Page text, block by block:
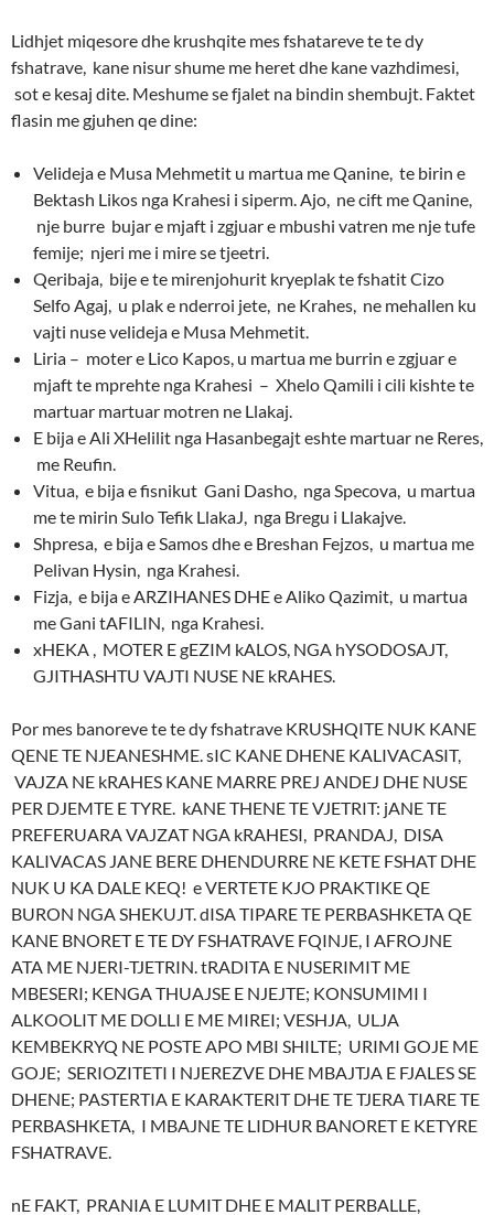
Lidhjet miqesore dhe krushqite mes fshatareve te te dy
fshatrave, kane nisur shume me heret dhe kane vazhdimesi,
sot e kesaj dite. Meshume se fjalet na bindin shembujt. Faktet
flasin me gjuhen qe dine:
Velideja e Musa Mehmetit u martua me Qanine, te birin e
Bektash Likos nga Krahesi i siperm. Ajo, ne cift me Qanine,
nje burre bujar e mjaft i zgjuar e mbushi vatren me nje tufe
femije; njeri me i mire se tjeetri.
Qeribaja, bije e te mirenjohurit kryeplak te fshatit Cizo
Selfo Agaj, u plak e nderroi jete, ne Krahes, ne mehallen ku
vajti nuse velideja e Musa Mehmetit.
Liria – moter e Lico Kapos, u martua me burrin e zgjuar e
mjaft te mprehte nga Krahesi – Xhelo Qamili i cili kishte te
martuar martuar motren ne Llakaj.
E bija e Ali XHelilit nga Hasanbegajt eshte martuar ne Reres,
me Reufin.
Vitua, e bija e fisnikut Gani Dasho, nga Specova, u martua
me te mirin Sulo Tefik LlakaJ, nga Bregu i Llakajve.
Shpresa, e bija e Samos dhe e Breshan Fejzos, u martua me
Pelivan Hysin, nga Krahesi.
Fizja, e bija e ARZIHANES DHE e Aliko Qazimit, u martua
me Gani tAFILIN, nga Krahesi.
xHEKA , MOTER E gEZIM kALOS, NGA hYSODOSAJT,
GJITHASHTU VAJTI NUSE NE kRAHES.
Por mes banoreve te te dy fshatrave KRUSHQITE NUK KANE
QENE TE NJEANESHME. sIC KANE DHENE KALIVACASIT,
VAJZA NE kRAHES KANE MARRE PREJ ANDEJ DHE NUSE
PER DJEMTE E TYRE. kANE THENE TE VJETRIT: jANE TE
PREFERUARA VAJZAT NGA kRAHESI, PRANDAJ, DISA
KALIVACAS JANE BERE DHENDURRE NE KETE FSHAT DHE
NUK U KA DALE KEQ! e VERTETE KJO PRAKTIKE QE
BURON NGA SHEKUJT. dISA TIPARE TE PERBASHKETA QE
KANE BNORET E TE DY FSHATRAVE FQINJE, I AFROJNE
ATA ME NJERI-TJETRIN. tRADITA E NUSERIMIT ME
MBESERI; KENGA THUAJSE E NJEJTE; KONSUMIMI I
ALKOOLIT ME DOLLI E ME MIREI; VESHJA, ULJA
KEMBEKRYQ NE POSTE APO MBI SHILTE; URIMI GOJE ME
GOJE; SERIOZITETI I NJEREZVE DHE MBAJTJA E FJALES SE
DHENE; PASTERTIA E KARAKTERIT DHE TE TJERA TIARE TE
PERBASHKETA, I MBAJNE TE LIDHUR BANORET E KETYRE
FSHATRAVE.
nE FAKT, PRANIA E LUMIT DHE E MALIT PERBALLE,